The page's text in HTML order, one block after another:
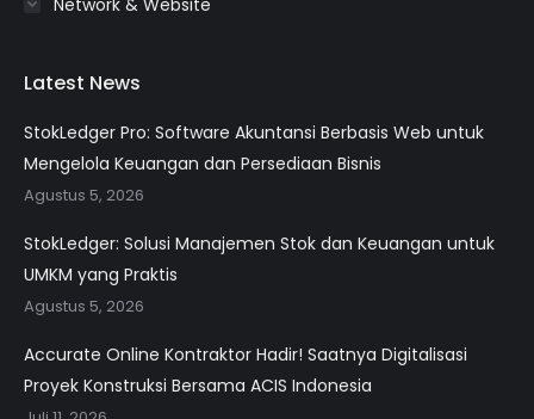
Network & Website
Latest News
StokLedger Pro: Software Akuntansi Berbasis Web untuk
Mengelola Keuangan dan Persediaan Bisnis
Agustus 5, 2026
StokLedger: Solusi Manajemen Stok dan Keuangan untuk
UMKM yang Praktis
Agustus 5, 2026
Accurate Online Kontraktor Hadir! Saatnya Digitalisasi
Proyek Konstruksi Bersama ACIS Indonesia